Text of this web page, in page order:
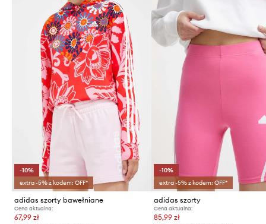
-10%
extra -5% z kodem: OFF*
adidas szorty bawełniane
Cena aktualna:
67,99 zł
-10%
extra -5% z kodem: OFF*
adidas szorty
Cena aktualna:
85,99 zł